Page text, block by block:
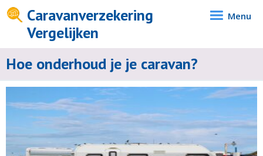
Caravanverzekering
Vergelijken
Menu
Hoe onderhoud je je caravan?